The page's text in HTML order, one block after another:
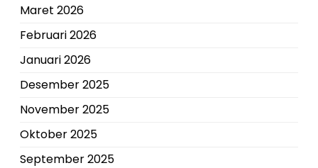
Maret 2026
Februari 2026
Januari 2026
Desember 2025
November 2025
Oktober 2025
September 2025